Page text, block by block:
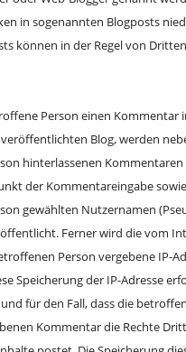
in sogenannten Blogposts
können in der Regel von
Person einen Kommentar
Blog, werden
hinterlassenen Kommentaren
der Kommentareingabe
gewählten Nutzernamen
Ferner wird die vom
Person vergebene IP-
Speicherung der IP-Adresse
für den Fall, dass die
Kommentar die Rechte